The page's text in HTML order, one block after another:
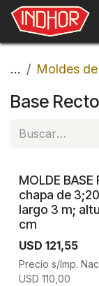
Ir al contenido
... Moldes
Base Recto
MOLDE BASE
chapa de
largo 3 m;
cm
USD 121,55
Precio s/Imp.
USD 110,00